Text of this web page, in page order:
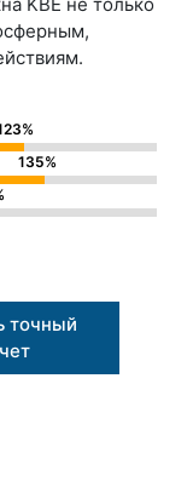
135%
точный